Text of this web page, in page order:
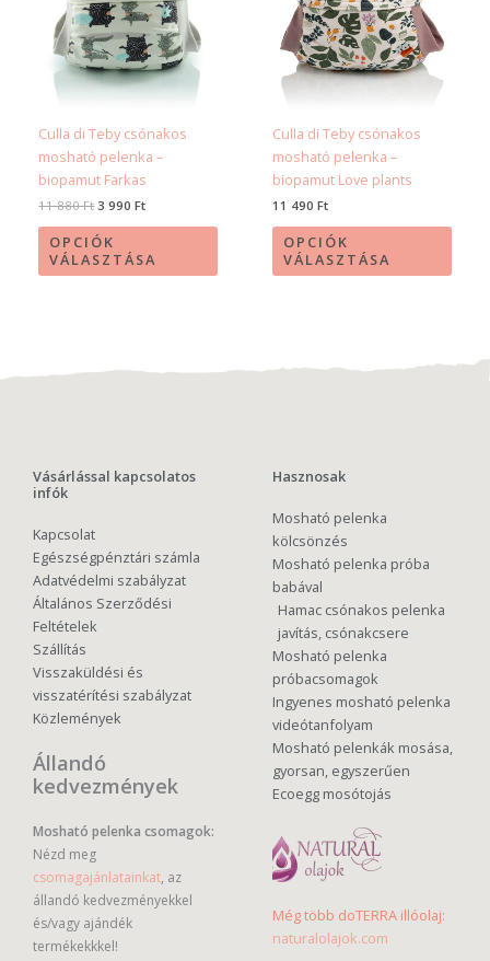
Culla di Teby csónakos
mosható pelenka –
biopamut Farkas
11 880Ft 3 990Ft
OPCIÓK
VÁLASZTÁSA
választhatókCulla di Teby csónakos
mosható pelenka –
biopamut Love plants
11 490Ft
OPCIÓK
VÁLASZTÁSA
Vásárlással kapcsolatos
infók
Kapcsolat
Egészségpénztári számla
Adatvédelmi szabályzat
Általános Szerződési
Feltételek
Szállítás
Visszaküldési és
visszatérítési szabályzat
Közlemények
Állandó
kedvezmények
Mosható pelenka csomagok:
Nézd meg
csomagajánlatainkat, az
állandó kedvezményekkel
és/vagy ajándék
termékekkkel!
Hasznosak
Mosható pelenka
kölcsönzés
Mosható pelenka próba
babával
Hamac csónakos pelenka
javítás, csónakcsere
Mosható pelenka
próbacsomagok
Ingyenes mosható pelenka
videótanfolyam
Mosható pelenkák mosása,
gyorsan, egyszerűen
Ecoegg mosótojás
Még több doTERRA illóolaj:
naturalolajok.com